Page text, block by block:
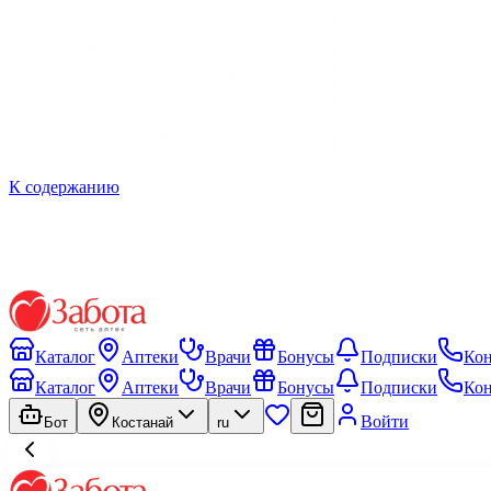
К содержанию
Каталог Аптеки Врачи Бонусы Подписки
Каталог
Аптеки Врачи Бонусы Подписки
Бот Костанай ru Войти